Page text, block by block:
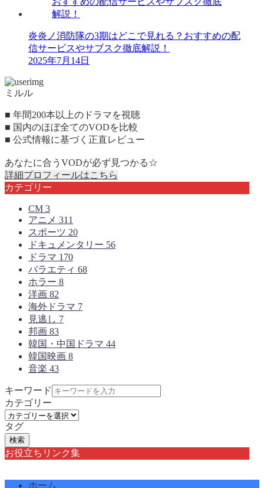
炎炎ノ消防隊の3期はどこで見れる？おすすめの配
信サービスやサブスク徹底解説！
2025年7月14日
ミルル
■ 年間200本以上のドラマを視聴
■ 国内のほぼ全てのVODを比較
■ 公式情報に基づく正直レビュー
あなたに合うVODが必ず見つかる☆
詳細プロフィールはこちら
カテゴリー
CM 3
アニメ 311
スポーツ 20
ドキュメンタリー 56
ドラマ 170
バラエティ 68
ホラー 8
洋画 82
海外ドラマ 7
見逃し 7
邦画 83
韓国・中国ドラマ 44
韓国映画 8
音楽 43
キーワード
カテゴリー
タグ
検索
お役立ちリンク集
ホーム